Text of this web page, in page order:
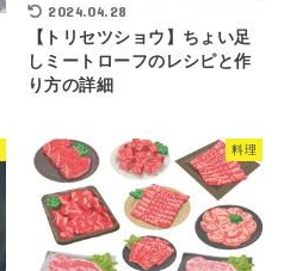
2024.04.28
【トリセツショウ】ちょい足
しミートローフのレシピと作
り方の詳細
料理